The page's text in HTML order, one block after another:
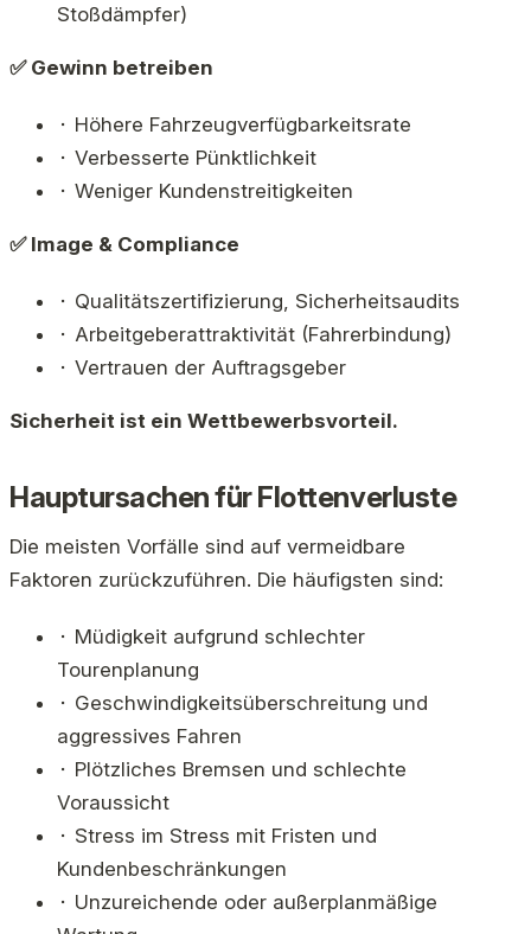
Stoßdämpfer)
✅ Gewinn betreiben
⬝ Höhere Fahrzeugverfügbarkeitsrate
⬝ Verbesserte Pünktlichkeit
⬝ Weniger Kundenstreitigkeiten
✅ Image & Compliance
⬝ Qualitätszertifizierung, Sicherheitsaudits
⬝ Arbeitgeberattraktivität (Fahrerbindung)
⬝ Vertrauen der Auftragsgeber
Sicherheit ist ein Wettbewerbsvorteil.
Hauptursachen für Flottenverluste
Die meisten Vorfälle sind auf vermeidbare
Faktoren zurückzuführen. Die häufigsten sind:
⬝ Müdigkeit aufgrund schlechter
Tourenplanung
⬝ Geschwindigkeitsüberschreitung und
aggressives Fahren
⬝ Plötzliches Bremsen und schlechte
Voraussicht
⬝ Stress im Stress mit Fristen und
Kundenbeschränkungen
⬝ Unzureichende oder außerplanmäßige